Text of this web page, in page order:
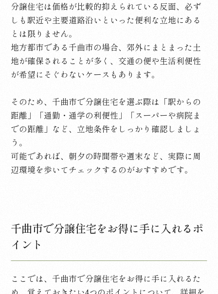
分譲住宅は価格が比較的抑えられている反面、必ず
しも駅近や主要道路沿いといった便利な立地にある
とは限りません。
地方都市である千曲市の場合、郊外にまとまった土
地が確保されることが多く、交通の便や生活利便性
が希望にそぐわないケースもあります。
そのため、千曲市で分譲住宅を選ぶ際は「駅からの
距離」「通勤・通学の利便性」「スーパーや病院ま
での距離」など、立地条件をしっかり確認しましょ
う。
可能であれば、朝夕の時間帯や週末など、実際に周
辺環境を歩いてチェックするのがおすすめです。
千曲市で分譲住宅をお得に手に入れるポ
イント
ここでは、千曲市で分譲住宅をお得に手に入れるた